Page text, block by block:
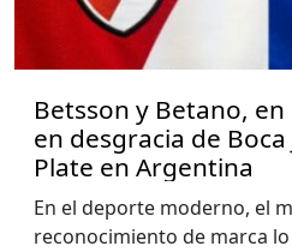
Betsson y Betano,
en desgracia de
Plate en Argentina
En el deporte moderno, el
reconocimiento de marca lo